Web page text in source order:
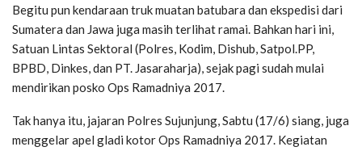
Begitu pun kendaraan truk muatan batubara dan ekspedisi dari
Sumatera dan Jawa juga masih terlihat ramai. Bahkan hari ini,
Satuan Lintas Sektoral (Polres, Kodim, Dishub, Satpol.PP,
BPBD, Dinkes, dan PT. Jasaraharja), sejak pagi sudah mulai
mendirikan posko Ops Ramadniya 2017.
Tak hanya itu, jajaran Polres Sujunjung, Sabtu (17/6) siang, juga
menggelar apel gladi kotor Ops Ramadniya 2017. Kegiatan